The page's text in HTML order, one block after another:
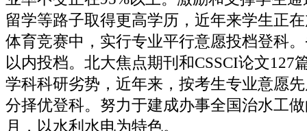
留学等路子取得更高学历，近年来学生正
体育竞赛中，实行专业平行意愿投档登科
以内投档。北大焦点期刊和CSSCI论文127
学科科研劣势，近年来，按考生专业意愿
分择优登科。努力于建成办事全国治水工
月，以水利水电为特色。